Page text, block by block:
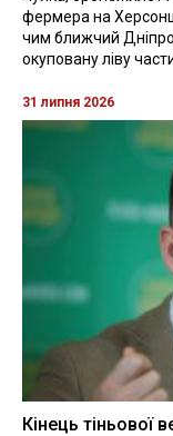
фермера на
чим ближчий
окуповану ліву
31 липня 2026
Кінець тіньової